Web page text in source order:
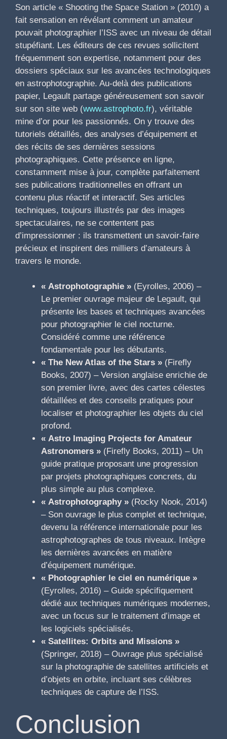
Son article « Shooting the Space Station » (2010) a
fait sensation en révélant comment un amateur
pouvait photographier l’ISS avec un niveau de détail
stupéfiant. Les éditeurs de ces revues sollicitent
fréquemment son expertise, notamment pour des
dossiers spéciaux sur les avancées technologiques
en astrophotographie. Au-delà des publications
papier, Legault partage généreusement son savoir
sur son site web (www.astrophoto.fr), véritable
mine d’or pour les passionnés. On y trouve des
tutoriels détaillés, des analyses d’équipement et
des récits de ses dernières sessions
photographiques. Cette présence en ligne,
constamment mise à jour, complète parfaitement
ses publications traditionnelles en offrant un
contenu plus réactif et interactif. Ses articles
techniques, toujours illustrés par des images
spectaculaires, ne se contentent pas
d’impressionner : ils transmettent un savoir-faire
précieux et inspirent des milliers d’amateurs à
travers le monde.
« Astrophotographie » (Eyrolles, 2006) –
Le premier ouvrage majeur de Legault, qui
présente les bases et techniques avancées
pour photographier le ciel nocturne.
Considéré comme une référence
fondamentale pour les débutants.
« The New Atlas of the Stars » (Firefly
Books, 2007) – Version anglaise enrichie de
son premier livre, avec des cartes célestes
détaillées et des conseils pratiques pour
localiser et photographier les objets du ciel
profond.
« Astro Imaging Projects for Amateur
Astronomers » (Firefly Books, 2011) – Un
guide pratique proposant une progression
par projets photographiques concrets, du
plus simple au plus complexe.
« Astrophotography » (Rocky Nook, 2014)
– Son ouvrage le plus complet et technique,
devenu la référence internationale pour les
astrophotographes de tous niveaux. Intègre
les dernières avancées en matière
d’équipement numérique.
« Photographier le ciel en numérique »
(Eyrolles, 2016) – Guide spécifiquement
dédié aux techniques numériques modernes,
avec un focus sur le traitement d’image et
les logiciels spécialisés.
« Satellites: Orbits and Missions »
(Springer, 2018) – Ouvrage plus spécialisé
sur la photographie de satellites artificiels et
d’objets en orbite, incluant ses célèbres
techniques de capture de l’ISS.
Conclusion